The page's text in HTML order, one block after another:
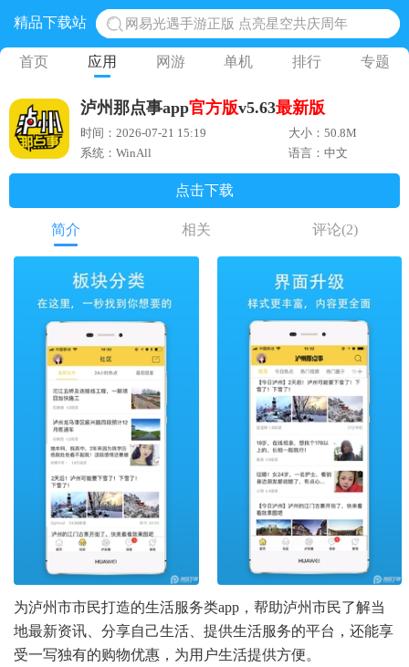
精品下载站
网易光遇手游正版 点亮星空共庆周年
黎明觉醒生机腾讯正版 黎明觉醒生机国际服
奥特曼王者传奇 正版奥特曼游戏
地铁跑酷体验服国际服 地铁跑酷体验服版本
首页 应用 网游 单机 排行 专题
泸州那点事app官方版v5.63最新版
时间：2026-07-21 15:19
大小：50.8M
系统：WinAll
语言：中文
点击下载
简介 相关 评论(2)
为泸州市市民打造的生活服务类app，帮助泸州市民了解当
地最新资讯、分享自己生活、提供生活服务的平台，还能享
受一写独有的购物优惠，为用户生活提供方便。